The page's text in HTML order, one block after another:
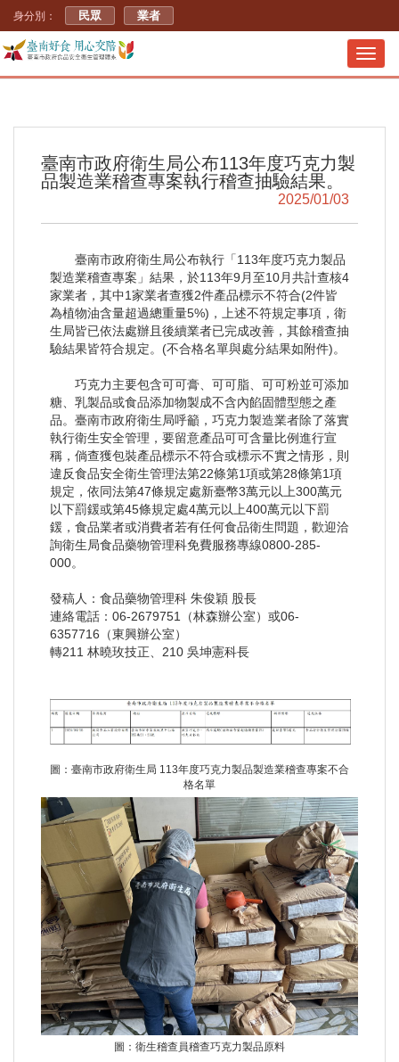
身分別： 民眾 業者
臺南市政府衛生局公布113年度巧克力製
品製造業稽查專案執行稽查抽驗結果。
2025/01/03
臺南市政府衛生局公布執行「113年度巧克力製品
製造業稽查專案」結果，於113年9月至10月共計查核4
家業者，其中1家業者查獲2件產品標示不符合(2件皆
為植物油含量超過總重量5%)，上述不符規定事項，衛
生局皆已依法處辦且後續業者已完成改善，其餘稽查抽
驗結果皆符合規定。(不合格名單與處分結果如附件)。
巧克力主要包含可可膏、可可脂、可可粉並可添加
糖、乳製品或食品添加物製成不含內餡固體型態之產
品。臺南市政府衛生局呼籲，巧克力製造業者除了落實
執行衛生安全管理，要留意產品可可含量比例進行宣
稱，倘查獲包裝產品標示不符合或標示不實之情形，則
違反食品安全衛生管理法第22條第1項或第28條第1項
規定，依同法第47條規定處新臺幣3萬元以上300萬元
以下罰鍰或第45條規定處4萬元以上400萬元以下罰
鍰，食品業者或消費者若有任何食品衛生問題，歡迎洽
詢衛生局食品藥物管理科免費服務專線0800-285-
000。
發稿人：食品藥物管理科 朱俊穎 股長
連絡電話：06-2679751（林森辦公室）或06-
6357716（東興辦公室）
轉211 林曉玫技正、210 吳坤憲科長
圖：臺南市政府衛生局 113年度巧克力製品製造業稽查專案不合
格名單
圖：衛生稽查員稽查巧克力製品原料